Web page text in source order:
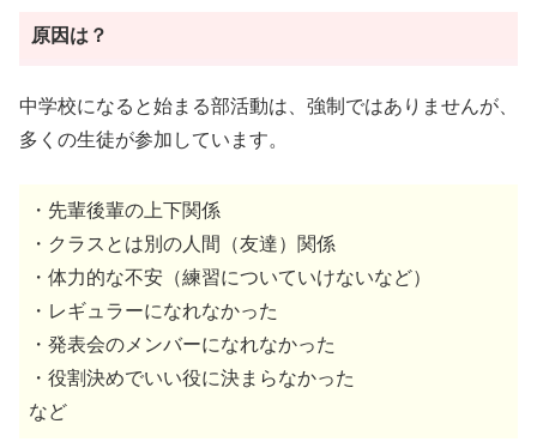
原因は？
中学校になると始まる部活動は、強制ではありませんが、
多くの生徒が参加しています。
・先輩後輩の上下関係
・クラスとは別の人間（友達）関係
・体力的な不安（練習についていけないなど）
・レギュラーになれなかった
・発表会のメンバーになれなかった
・役割決めでいい役に決まらなかった
など